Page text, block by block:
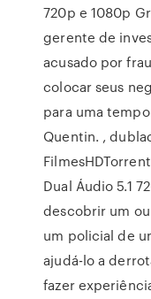
720p e 1080p
gerente de
acusado por
colocar seus
para uma
Quentin. ,
Dual Áudio 5.1
descobrir um
um policial de
ajudá-lo a
fazer